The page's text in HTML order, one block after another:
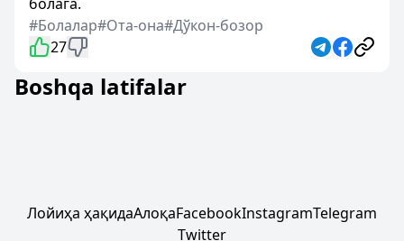
#Болалар#Ота-она#Дўкон-бозор
27
Boshqa latifalar
Лойиҳа ҳақидаАлоқаFacebookInstagramTelegram
Twitter